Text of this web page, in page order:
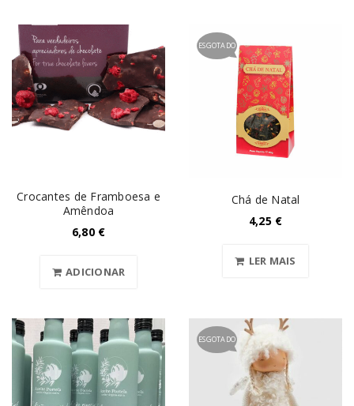
Crocantes de Framboesa e
Amêndoa
6,80 €
ADICIONAR
ESGOTADO
Chá de Natal
4,25 €
LER MAIS
ESGOTADO